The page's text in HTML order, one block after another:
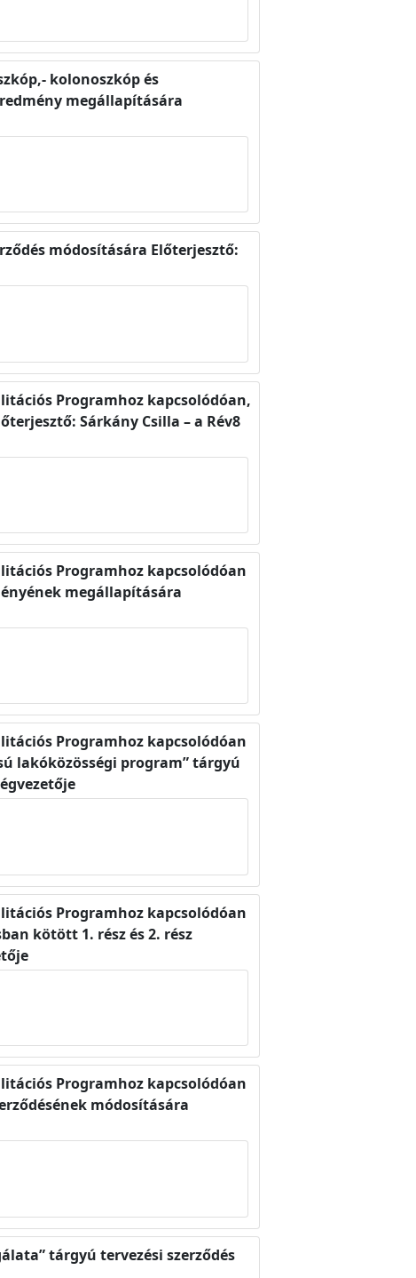
kolonoszkóp és
megállapítására
módosítására Előterjesztő:
Programhoz kapcsolódóan,
Sárkány Csilla – a Rév8
Programhoz kapcsolódóan
megállapítására
Programhoz kapcsolódóan
lakóközösségi program” tárgyú
Programhoz kapcsolódóan
kötött 1. rész és 2. rész
Programhoz kapcsolódóan
módosítására
tárgyú tervezési szerződés